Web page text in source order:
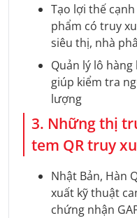
Tạo lợi thế
phẩm có truy
siêu thị, nhà
Quản lý lô
giúp kiểm tra
lượng
3. Những thị
tem QR truy
Nhật Bản, Hàn
xuất kỹ thuật
chứng nhận